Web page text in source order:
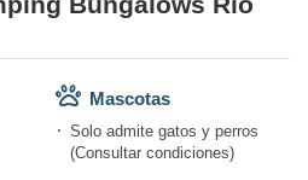
Mascotas
Solo admite gatos y perros
(Consultar condiciones)